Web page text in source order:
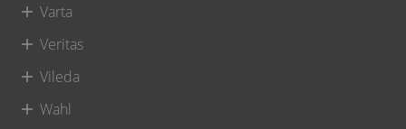
Varta
Veritas
Vileda
Wahl